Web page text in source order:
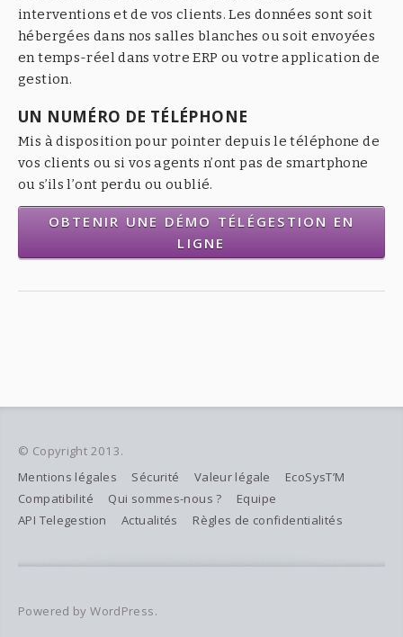
interventions et de vos clients. Les données sont soit
hébergées dans nos salles blanches ou soit envoyées
en temps-réel dans votre ERP ou votre application de
gestion.
UN NUMÉRO DE TÉLÉPHONE
Mis à disposition pour pointer depuis le téléphone de
vos clients ou si vos agents n’ont pas de smartphone
ou s’ils l’ont perdu ou oublié.
OBTENIR UNE DÉMO TÉLÉGESTION EN
LIGNE
© Copyright 2013.
Mentions légales
Sécurité Valeur légale
EcoSysT’M
Compatibilité
Qui sommes-nous ?
Equipe
API Telegestion
Actualités Règles de confidentialités
Powered by WordPress.